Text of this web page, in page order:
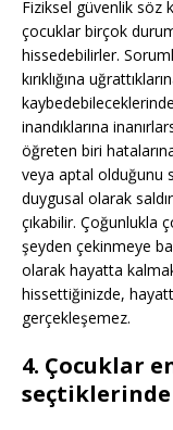
Fiziksel güvenlik söz
çocuklar birçok
hissedebilirler.
kırıklığına
inandıklarına
öğreten biri
veya aptal olduğunu
duygusal olarak
çıkabilir. Çoğunlukla
şeyden çekinmeye
olarak hayatta
hissettiğinizde,
gerçekleşemez.
4. Çocuklar